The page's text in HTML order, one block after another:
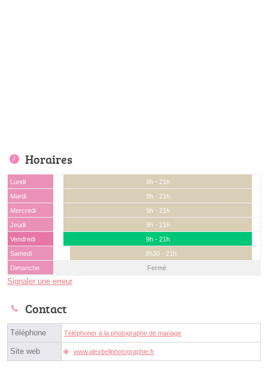
Horaires
Lundi
9h - 21h
Mardi
9h - 21h
Mercredi
9h - 21h
Jeudi
9h - 21h
Vendredi
9h - 21h
Samedi
9h30 - 21h
Dimanche
Fermé
Signaler une erreur
Contact
Téléphone Téléphoner à la photographe de mariage
Site web www.alexbellphotographie.fr